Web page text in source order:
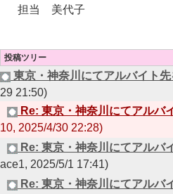
担当 美代子
投稿ツリー
東京・神奈川にてアルバイト
29 21:50)
Re: 東京・神奈川にてアルバ
10, 2025/4/30 22:28)
Re: 東京・神奈川にてアルバ
ace1, 2025/5/1 17:41)
Re: 東京・神奈川にてアルバ